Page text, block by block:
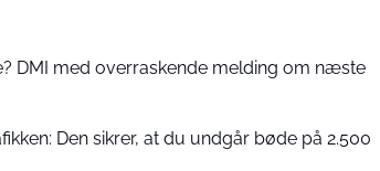
DMI med overraskende melding om næste
Den sikrer, at du undgår bøde på 2.500